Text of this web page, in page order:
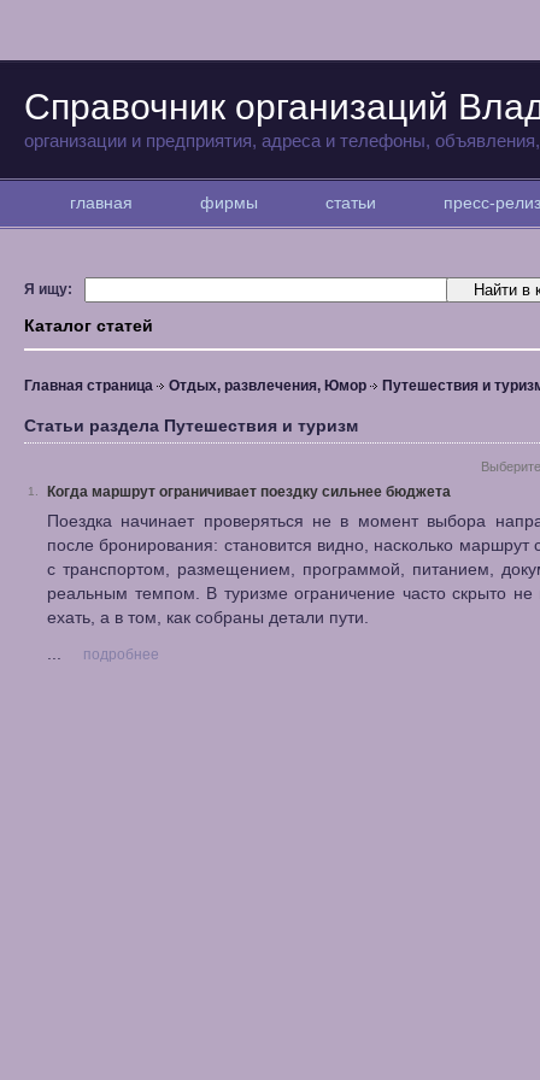
Справочник организаций
организации и предприятия, адреса и телефоны,
главная фирмы статьи пресс-
Я ищу:
Каталог статей
Главная страница Отдых, развлечения, Юмор Путешествия и
Статьи раздела Путешествия и туризм
1. Когда маршрут ограничивает поездку сильнее бюджета
Поездка начинает проверяться не в момент выбора
после бронирования: становится видно, насколько маршрут
с транспортом, размещением, программой, питанием,
реальным темпом. В туризме ограничение часто скрыто
ехать, а в том, как собраны детали пути.
...
подробнее